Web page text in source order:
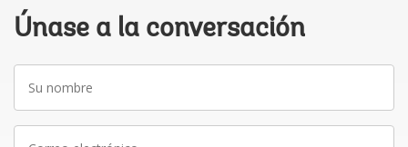
Únase a la conversación
nombre